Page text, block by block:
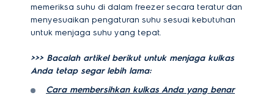
memeriksa suhu di dalam freezer secara teratur dan
menyesuaikan pengaturan suhu sesuai kebutuhan
untuk menjaga suhu yang tepat.
>>> Bacalah artikel berikut untuk menjaga kulkas
Anda tetap segar lebih lama:
Cara membersihkan kulkas Anda yang benar